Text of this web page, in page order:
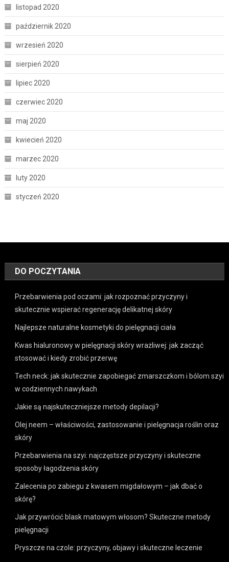
listopad 2020
październik 2020
wrzesień 2020
sierpień 2020
lipiec 2020
czerwiec 2020
maj 2020
kwiecień 2020
marzec 2020
luty 2020
styczeń 2020
DO POCZYTANIA
Przebarwienia pod oczami: jak rozpoznać przyczyny i
skutecznie wspierać regenerację delikatnej skóry
Najlepsze naturalne kosmetyki do pielęgnacji ciała
Kwas hialuronowy w pielęgnacji skóry wrażliwej: jak zacząć
stosować i kiedy zrobić przerwę
Tech neck: jak skutecznie zapobiegać zmarszczkom i bólom szyi
w codziennych nawykach
Jakie są najskuteczniejsze metody depilacji?
Olej neem – właściwości, zastosowanie i pielęgnacja roślin oraz
skóry
Przebarwienia na szyi: najczęstsze przyczyny i skuteczne
sposoby łagodzenia skóry
Zalecenia po zabiegu z kwasem migdałowym – jak dbać o
skórę?
Jak przywrócić blask matowym włosom? Skuteczne metody
pielęgnacji
Pryszcze na czole: przyczyny, objawy i skuteczne leczenie